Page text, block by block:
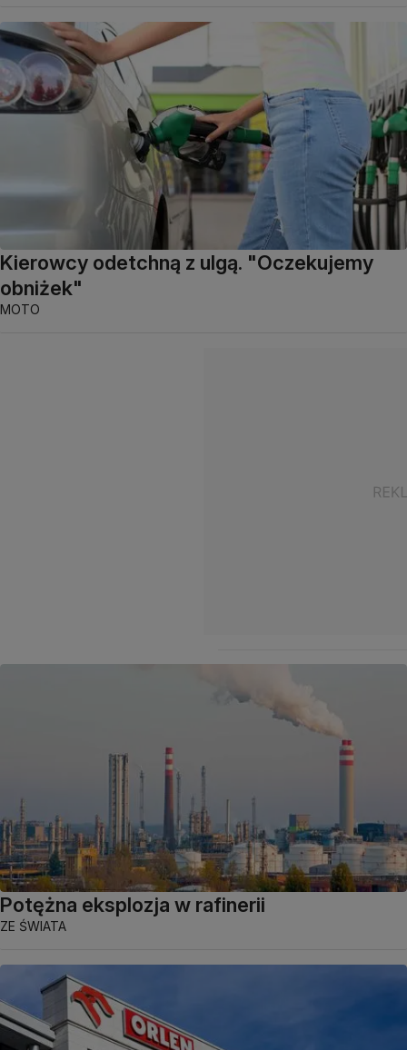
Kierowcy odetchną z ulgą. "Oczekujemy
obniżek"
MOTO
Potężna eksplozja w rafinerii
ZE ŚWIATA